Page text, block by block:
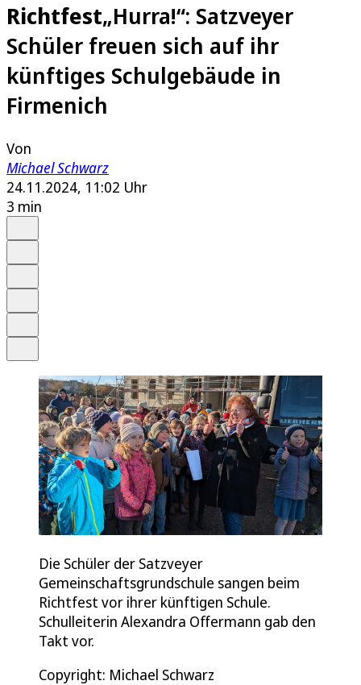
Richtfest„Hurra!“: Satzveyer
Schüler freuen sich auf ihr
künftiges Schulgebäude in
Firmenich
Von
Michael Schwarz
24.11.2024, 11:02 Uhr
3 min
Die Schüler der Satzveyer
Gemeinschaftsgrundschule sangen beim
Richtfest vor ihrer künftigen Schule.
Schulleiterin Alexandra Offermann gab den
Takt vor.
Copyright: Michael Schwarz